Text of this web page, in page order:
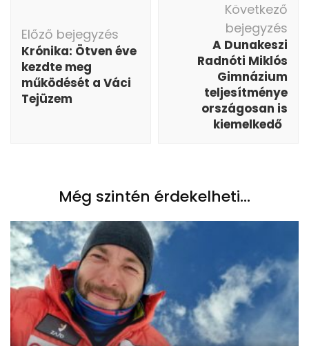
Előző bejegyzés
Krónika: Ötven éve
kezdte meg
működését a Váci
Tejüzem
Következő
bejegyzés
A Dunakeszi
Radnóti Miklós
Gimnázium
teljesítménye
országosan is
kiemelkedő
Még szintén érdekelheti...